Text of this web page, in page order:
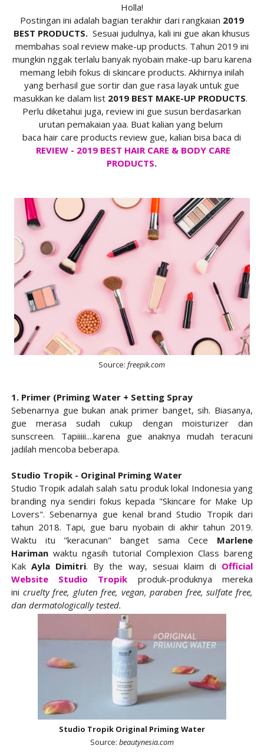
Holla!
Postingan ini adalah bagian terakhir dari rangkaian 2019
BEST PRODUCTS. Sesuai judulnya, kali ini gue akan khusus
membahas soal review make-up products. Tahun 2019 ini
mungkin nggak terlalu banyak nyobain make-up baru karena
memang lebih fokus di skincare products. Akhirnya inilah
yang berhasil gue sortir dan gue rasa layak untuk gue
masukkan ke dalam list 2019 BEST MAKE-UP PRODUCTS.
Perlu diketahui juga, review ini gue susun berdasarkan
urutan pemakaian yaa. Buat kalian yang belum
baca hair care products review gue, kalian bisa baca di
REVIEW - 2019 BEST HAIR CARE & BODY CARE
PRODUCTS.
Source:freepik.com
1. Primer (Priming Water + Setting Spray
Sebenarnya gue bukan anak primer banget, sih. Biasanya,
gue merasa sudah cukup dengan moisturizer dan
sunscreen. Tapiiiii....karena gue anaknya mudah teracuni
jadilah mencoba beberapa.
Studio Tropik - Original Priming Water
Studio Tropik adalah salah satu produk lokal Indonesia yang
branding nya sendiri fokus kepada "Skincare for Make Up
Lovers". Sebenarnya gue kenal brand Studio Tropik dari
tahun 2018. Tapi, gue baru nyobain di akhir tahun 2019.
Waktu itu "keracunan" banget sama Cece Marlene
Harimanwaktu ngasih tutorial Complexion Class bareng
KakAyla Dimitri. By the way, sesuai klaim di Official
Website Studio Tropik produk-produknya mereka
ini cruelty free, gluten free, vegan, paraben free, sulfate free,
dan dermatologically tested.
Studio Tropik Original Priming Water
Source: beautynesia.com